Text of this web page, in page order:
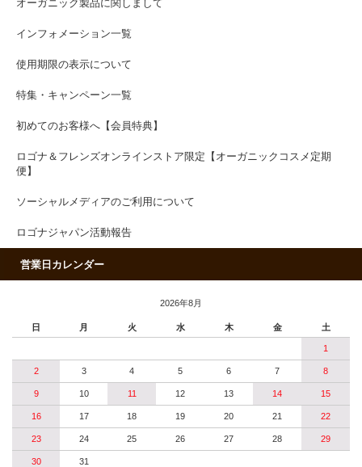
オーガニック製品に関しまして
インフォメーション一覧
使用期限の表示について
特集・キャンペーン一覧
初めてのお客様へ【会員特典】
ロゴナ＆フレンズオンラインストア限定【オーガニックコスメ定期
便】
ソーシャルメディアのご利用について
ロゴナジャパン活動報告
営業日カレンダー
2026年8月
日 月 火 水 木 金 土
1
2 3 4 5 6 7 8
9 10 11 12 13 14 15
16 17 18 19 20 21 22
23 24 25 26 27 28 29
30 31